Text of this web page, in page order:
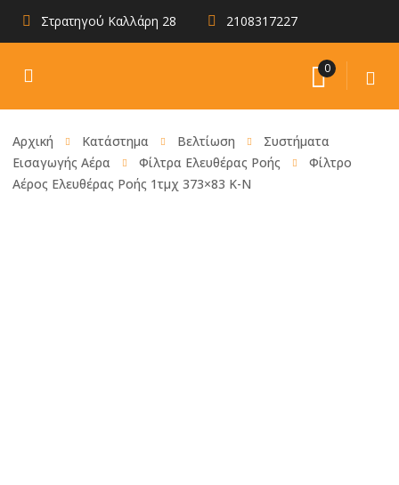
Στρατηγού Καλλάρη 28 2108317227
0
Αρχική Κατάστημα Βελτίωση
Συστήματα
Εισαγωγής Αέρα
Φίλτρα Ελευθέρας Ροής
Φίλτρο
Αέρος Ελευθέρας Ροής 1τμχ 373×83 K-N